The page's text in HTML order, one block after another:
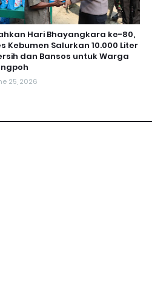
Hari Bhayangkara ke-80,
Kebumen Salurkan 10.000 Liter
dan Bansos untuk Warga
25, 2026